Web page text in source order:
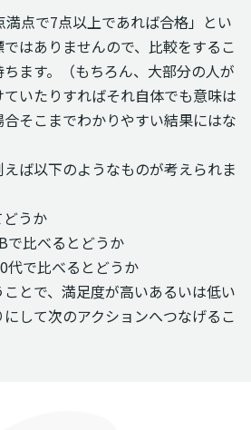
点で7点以上であれば合格」とい
はありませんので、比較をするこ
ます。（もちろん、大部分の人が
いたりすればそれ自体でも意味は
そこまでわかりやすい結果にはな
ば以下のようなものが考えられま
うか
で比べるとどうか
代で比べるとどうか
とで、満足度が高いあるいは低い
して次のアクションへつなげるこ